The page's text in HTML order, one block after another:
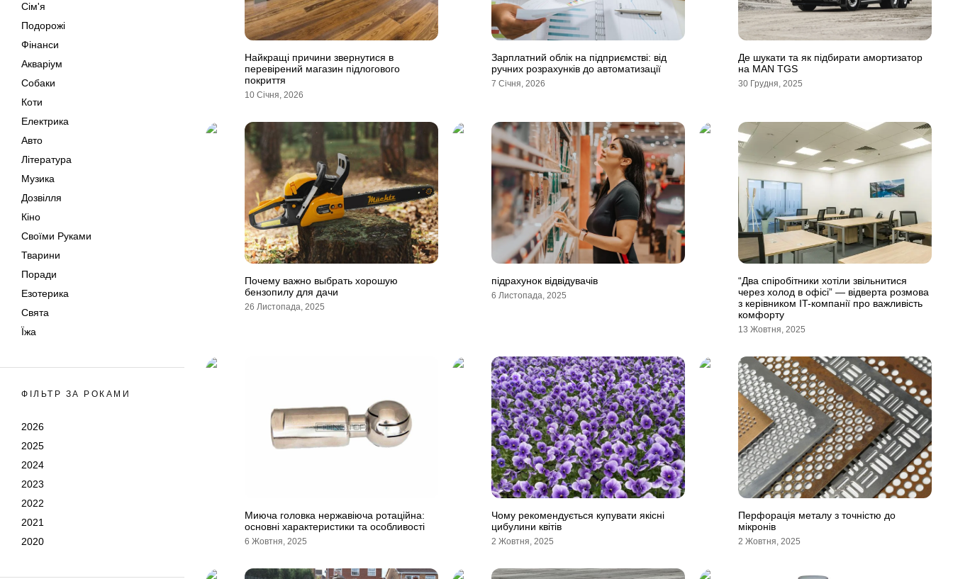
Сім'я
Подорожі
Фінанси
Акваріум
Собаки
Коти
Електрика
Авто
Література
Музика
Дозвілля
Кіно
Своїми Руками
Тварини
Поради
Езотерика
Свята
Їжа
ФІЛЬТР ЗА РОКАМИ
2026
2025
2024
2023
2022
2021
2020
Найкращі причини звернутися в
перевірений магазин підлогового
покриття
10 Січня, 2026
Зарплатний облік на підприємстві: від
ручних розрахунків до автоматизації
7 Січня, 2026
Де шукати та як підбирати амортизатор
на MAN TGS
30 Грудня, 2025
Почему важно выбрать хорошую
бензопилу для дачи
26 Листопада, 2025
підрахунок відвідувачів
6 Листопада, 2025
“Два спіробітники хотіли звільнитися
через холод в офісі” — відверта розмова
з керівником IT-компанії про важливість
комфорту
13 Жовтня, 2025
Миюча головка нержавіюча ротаційна:
основні характеристики та особливості
6 Жовтня, 2025
Чому рекомендується купувати якісні
цибулини квітів
2 Жовтня, 2025
Перфорація металу з точністю до
мікронів
2 Жовтня, 2025